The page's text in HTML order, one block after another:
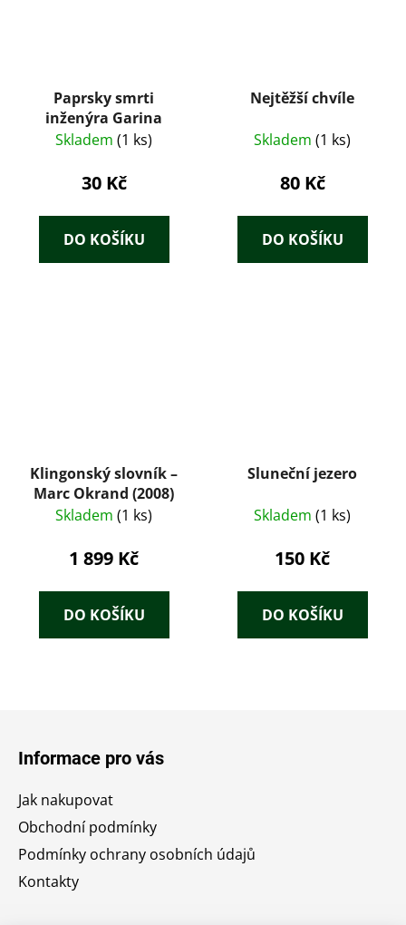
Paprsky smrti
inženýra Garina
Skladem (1 ks)
30 Kč
DO KOŠÍKU
Nejtěžší chvíle
Skladem (1 ks)
80 Kč
DO KOŠÍKU
Klingonský slovník –
Marc Okrand (2008)
Skladem (1 ks)
1 899 Kč
DO KOŠÍKU
Sluneční jezero
Skladem (1 ks)
150 Kč
DO KOŠÍKU
Informace pro vás
Jak nakupovat
Obchodní podmínky
Podmínky ochrany osobních údajů
Kontakty